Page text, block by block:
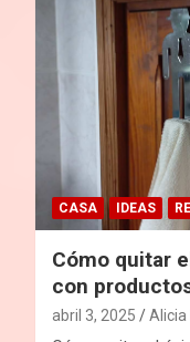
CASA IDEAS
Cómo quitar
con
abril 3, 2025 Alicia